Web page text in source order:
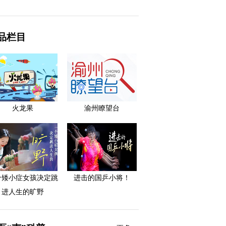
栏目
火龙果 渝州瞭望台
矮小症女孩决定跳
进人生的旷野
进击的国乒小将！